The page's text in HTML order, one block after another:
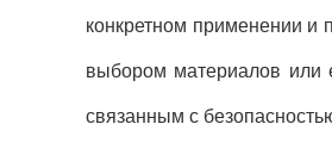
конкретном применении и
выбором материалов или
связанным с